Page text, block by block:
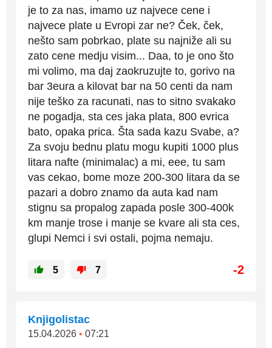
je to za nas, imamo uz najvece cene i
najvece plate u Evropi zar ne? Ček, ček,
nešto sam pobrkao, plate su najniže ali su
zato cene medju visim... Daa, to je ono što
mi volimo, ma daj zaokruzujte to, gorivo na
bar 3eura a kilovat bar na 50 centi da nam
nije teško za racunati, nas to sitno svakako
ne pogadja, sta ces jaka plata, 800 evrica
bato, opaka prica. Šta sada kazu Svabe, a?
Za svoju bednu platu mogu kupiti 1000 plus
litara nafte (minimalac) a mi, eee, tu sam
vas cekao, bome moze 200-300 litara da se
pazari a dobro znamo da auta kad nam
stignu sa propalog zapada posle 300-400k
km manje trose i manje se kvare ali sta ces,
glupi Nemci i svi ostali, pojma nemaju.
5 7 -2
Knjigolistac
15.04.2026 • 07:21